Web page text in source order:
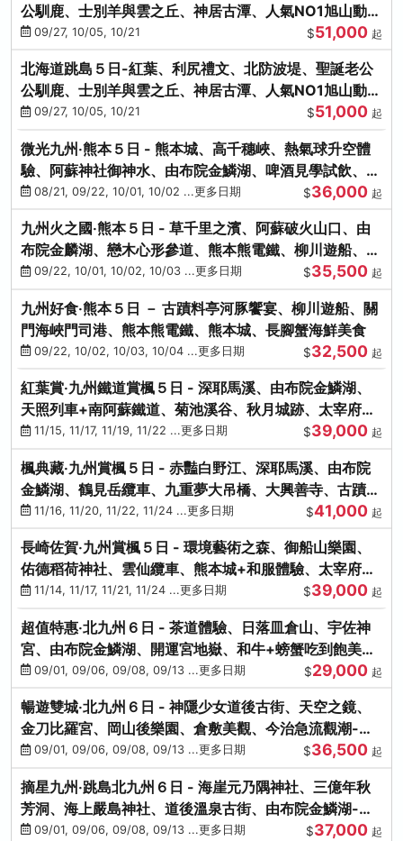
公馴鹿、士別羊與雲之丘、神居古潭、人氣NO1旭山動物
園、海膽涮涮鍋
09/27, 10/05, 10/21 $51,000 起
北海道跳島５日-紅葉、利尻禮文、北防波堤、聖誕老公
公馴鹿、士別羊與雲之丘、神居古潭、人氣NO1旭山動物
園、海膽涮涮鍋
09/27, 10/05, 10/21 $51,000 起
微光九州‧熊本５日 - 熊本城、高千穗峽、熱氣球升空體
驗、阿蘇神社御神水、由布院金鱗湖、啤酒見學試飲、豪
華海鮮盛宴
08/21, 09/22, 10/01, 10/02 ...更多日期 $36,000 起
九州火之國‧熊本５日 - 草千里之濱、阿蘇破火山口、由
布院金麟湖、戀木心形參道、熊本熊電鐵、柳川遊船、地
獄蒸DIY
09/22, 10/01, 10/02, 10/03 ...更多日期 $35,500 起
九州好食‧熊本５日 － 古蹟料亭河豚饗宴、柳川遊船、關
門海峽門司港、熊本熊電鐵、熊本城、長腳蟹海鮮美食
09/22, 10/02, 10/03, 10/04 ...更多日期 $32,500 起
紅葉賞‧九州鐵道賞楓５日 - 深耶馬溪、由布院金鱗湖、
天照列車+南阿蘇鐵道、菊池溪谷、秋月城跡、太宰府天
滿宮、竈門神社
11/15, 11/17, 11/19, 11/22 ...更多日期 $39,000 起
楓典藏‧九州賞楓５日 - 赤豔白野江、深耶馬溪、由布院
金鱗湖、鶴見岳纜車、九重夢大吊橋、大興善寺、古蹟河
豚+和牛饗宴
11/16, 11/20, 11/22, 11/24 ...更多日期 $41,000 起
長崎佐賀‧九州賞楓５日 - 環境藝術之森、御船山樂園、
佑德稻荷神社、雲仙纜車、熊本城+和服體驗、太宰府天
滿宮、光明禪寺
11/14, 11/17, 11/21, 11/24 ...更多日期 $39,000 起
超值特惠‧北九州６日 - 茶道體驗、日落皿倉山、宇佐神
宮、由布院金鱗湖、開運宮地嶽、和牛+螃蟹吃到飽美
饌-台中出發
09/01, 09/06, 09/08, 09/13 ...更多日期 $29,000 起
暢遊雙城‧北九州６日 - 神隱少女道後古街、天空之鏡、
金刀比羅宮、岡山後樂園、倉敷美觀、今治急流觀潮-台
中出發
09/01, 09/06, 09/08, 09/13 ...更多日期 $36,500 起
摘星九州‧跳島北九州６日 - 海崖元乃隅神社、三億年秋
芳洞、海上嚴島神社、道後溫泉古街、由布院金鱗湖-台
中出發
09/01, 09/06, 09/08, 09/13 ...更多日期 $37,000 起